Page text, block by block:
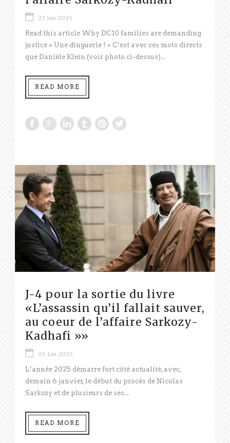
22 Jan 2025
Read this article Why DC10 families are demanding
justice « Une dinguerie ! » C’est avec ces mots directs
que Danièle Klein (voir photo ci-dessus)...
READ MORE
J-4 pour la sortie du livre
«L’assassin qu’il fallait sauver,
au coeur de l’affaire Sarkozy-
Kadhafi »»
05 Jan 2025
L’année 2025 démarre fort côté actualité, avec,
demain 6 janvier, le début du procès de Nicolas
Sarkozy et de plusieurs de ses...
READ MORE